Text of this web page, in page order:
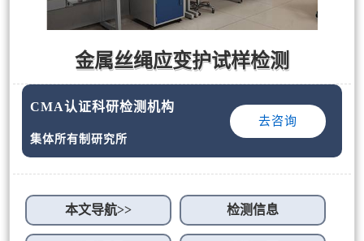
金属丝绳应变护试样检测
CMA认证科研检测机构
集体所有制研究所
去咨询
本文导航>> 检测信息